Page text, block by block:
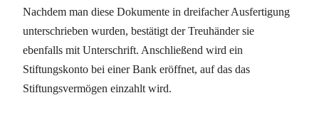
Nachdem man diese Dokumente in dreifacher Ausfertigung
unterschrieben wurden, bestätigt der Treuhänder sie
ebenfalls mit Unterschrift. Anschließend wird ein
Stiftungskonto bei einer Bank eröffnet, auf das das
Stiftungsvermögen einzahlt wird.